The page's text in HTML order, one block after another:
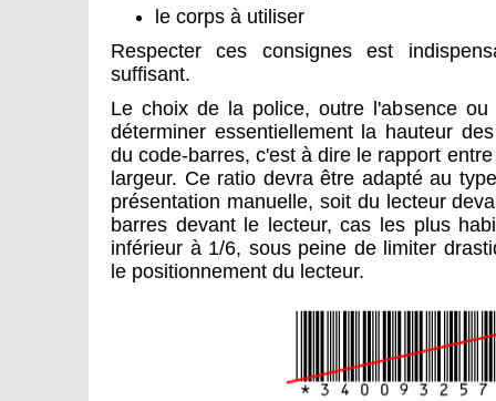
le corps à utiliser
Respecter ces consignes est
suffisant.
Le choix de la police, outre l'absence
déterminer essentiellement la hauteur
du code-barres, c'est à dire le rapport
largeur. Ce ratio devra être adapté au
présentation manuelle, soit du lecteur
barres devant le lecteur, cas les plus
inférieur à 1/6, sous peine de limiter
le positionnement du lecteur.